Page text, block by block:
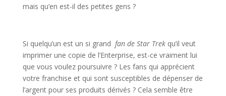
mais qu’en est-il des petites gens ?
Si quelqu’un est un si grand fan de Star Trekqu’il veut
imprimer une copie de l’Enterprise, est-ce vraiment lui
que vous voulez poursuivre ? Les fans qui apprécient
votre franchise et qui sont susceptibles de dépenser de
l’argent pour ses produits dérivés ? Cela semble être